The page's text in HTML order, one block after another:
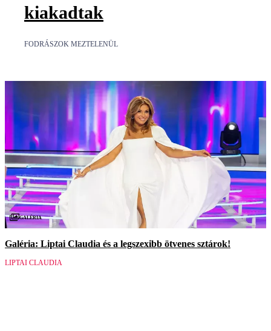
kiakadtak
FODRÁSZOK MEZTELENÜL
Galéria
Galéria: Liptai Claudia és a legszexibb ötvenes sztárok!
LIPTAI CLAUDIA